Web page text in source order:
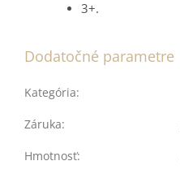
3+.
Dodatočné parametre
Kategória:
Záruka:
Hmotnosť: